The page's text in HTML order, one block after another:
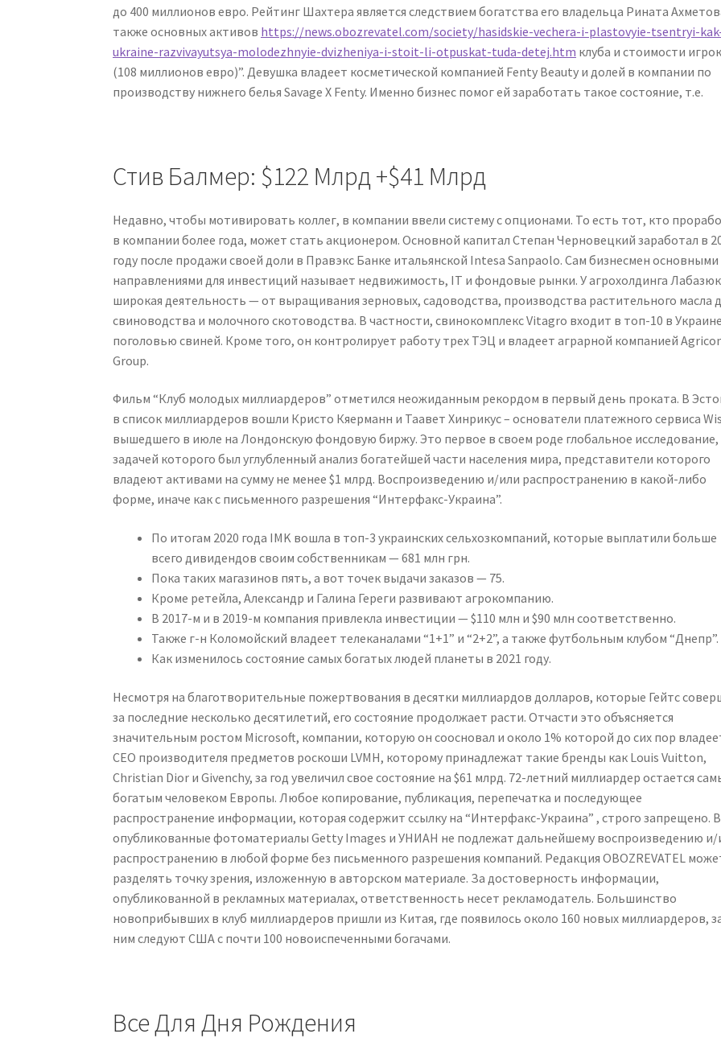
до 400 миллионов евро. Рейтинг Шахтера является следствием богатства его владельца Рината
также основных активов https://news.obozrevatel.com/society/hasidskie-vechera-i-plastovyie-tsentryi-
ukraine-razvivayutsya-molodezhnyie-dvizheniya-i-stoit-li-otpuskat-tuda-detej.htm клуба и стоимости
(108 миллионов евро)”. Девушка владеет косметической компанией Fenty Beauty и долей в компании по
производству нижнего белья Savage X Fenty. Именно бизнес помог ей заработать такое состояние, т.е.
Стив Балмер: $122 Млрд +$41 Млрд
Недавно, чтобы мотивировать коллег, в компании ввели систему с опционами. То есть тот, кто
в компании более года, может стать акционером. Основной капитал Степан Черновецкий заработал в
году после продажи своей доли в Правэкс Банке итальянской Intesa Sanpaolo. Сам бизнесмен основными
направлениями для инвестиций называет недвижимость, IT и фондовые рынки. У агрохолдинга
широкая деятельность — от выращивания зерновых, садоводства, производства растительного масла
свиноводства и молочного скотоводства. В частности, свинокомплекс Vitagro входит в топ-10 в
поголовью свиней. Кроме того, он контролирует работу трех ТЭЦ и владеет аграрной компанией
Group.
Фильм “Клуб молодых миллиардеров” отметился неожиданным рекордом в первый день проката. В
в список миллиардеров вошли Кристо Кяерманн и Таавет Хинрикус – основатели платежного сервиса
вышедшего в июле на Лондонскую фондовую биржу. Это первое в своем роде глобальное исследование,
задачей которого был углубленный анализ богатейшей части населения мира, представители которого
владеют активами на сумму не менее $1 млрд. Воспроизведению и/или распространению в какой-либо
форме, иначе как с письменного разрешения “Интерфакс-Украина”.
По итогам 2020 года IMK вошла в топ-3 украинских сельхозкомпаний, которые выплатили больше
всего дивидендов своим собственникам — 681 млн грн.
Пока таких магазинов пять, а вот точек выдачи заказов — 75.
Кроме ретейла, Александр и Галина Гереги развивают агрокомпанию.
В ­2017-м и в 2019-м компания привлекла инвестиции — $110 млн и $90 млн соответственно.
Также г-н Коломойский владеет телеканалами “1+1” и “2+2”, а также футбольным клубом “Днепр”.
Как изменилось состояние самых богатых людей планеты в 2021 году.
Несмотря на благотворительные пожертвования в десятки миллиардов долларов, которые Гейтс
за последние несколько десятилетий, его состояние продолжает расти. Отчасти это объясняется
значительным ростом Microsoft, компании, которую он соосновал и около 1% которой до сих пор
CEO производителя предметов роскоши LVMH, которому принадлежат такие бренды как Louis Vuitton,
Christian Dior и Givenchy, за год увеличил свое состояние на $61 млрд. 72-летний миллиардер остается
богатым человеком Европы. Любое копирование, публикация, перепечатка и последующее
распространение информации, которая содержит ссылку на “Интерфакс-Украина” , строго запрещено.
опубликованные фотоматериалы Getty Images и УНИАН не подлежат дальнейшему воспроизведению и/
распространению в любой форме без письменного разрешения компаний. Редакция OBOZREVATEL
разделять точку зрения, изложенную в авторском материале. За достоверность информации,
опубликованной в рекламных материалах, ответственность несет рекламодатель. Большинство
новоприбывших в клуб миллиардеров пришли из Китая, где появилось около 160 новых миллиардеров,
ним следуют США с почти 100 новоиспеченными богачами.
Все Для Дня Рождения